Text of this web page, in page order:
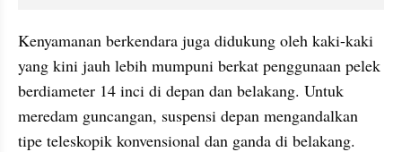
Kenyamanan berkendara juga didukung oleh kaki-kaki
yang kini jauh lebih mumpuni berkat penggunaan pelek
berdiameter 14 inci di depan dan belakang. Untuk
meredam guncangan, suspensi depan mengandalkan
tipe teleskopik konvensional dan ganda di belakang.